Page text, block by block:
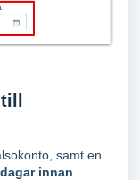
till
samt en
innan